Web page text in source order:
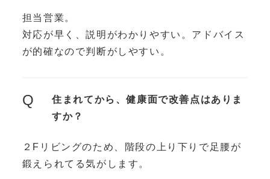
担当営業。
対応が早く、説明がわかりやすい。アドバイス
が的確なので判断がしやすい。
Q
住まれてから、健康面で改善点はありま
すか？
２Fリビングのため、階段の上り下りで足腰が
鍛えられてる気がします。